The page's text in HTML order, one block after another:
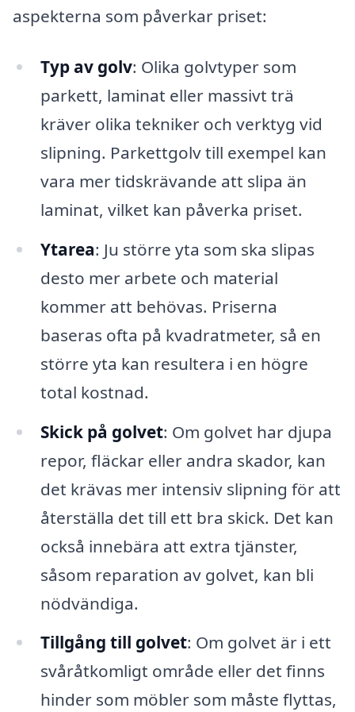
aspekterna som påverkar priset:
Typ av golv: Olika golvtyper som
parkett, laminat eller massivt trä
kräver olika tekniker och verktyg vid
slipning. Parkettgolv till exempel kan
vara mer tidskrävande att slipa än
laminat, vilket kan påverka priset.
Ytarea: Ju större yta som ska slipas
desto mer arbete och material
kommer att behövas. Priserna
baseras ofta på kvadratmeter, så en
större yta kan resultera i en högre
total kostnad.
Skick på golvet: Om golvet har djupa
repor, fläckar eller andra skador, kan
det krävas mer intensiv slipning för att
återställa det till ett bra skick. Det kan
också innebära att extra tjänster,
såsom reparation av golvet, kan bli
nödvändiga.
Tillgång till golvet: Om golvet är i ett
svåråtkomligt område eller det finns
hinder som möbler som måste flyttas,